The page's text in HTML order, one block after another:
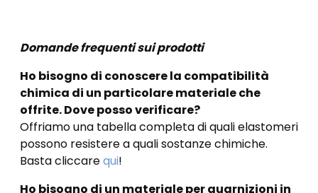
Domande frequenti sui prodotti
Ho bisogno di conoscere la compatibilità
chimica di un particolare materiale che
offrite. Dove posso verificare?
Offriamo una tabella completa di quali elastomeri
possono resistere a quali sostanze chimiche.
Basta cliccarequi!
Ho bisogno di un materiale per guarnizioni in